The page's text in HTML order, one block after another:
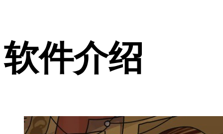
软件介绍